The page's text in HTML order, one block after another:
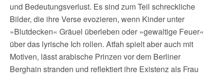
und Bedeutungsverlust. Es sind zum Teil schreckliche
Bilder, die ihre Verse evozieren, wenn Kinder unter
»Blutdecken« Gräuel überleben oder »gewaltige Feuer«
über das lyrische Ich rollen. Atfah spielt aber auch mit
Motiven, lässt arabische Prinzen vor dem Berliner
Berghain stranden und reflektiert ihre Existenz als Frau